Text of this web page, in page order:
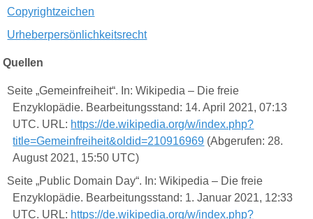
Copyrightzeichen
Urheberpersönlichkeitsrecht
Quellen
Seite „Gemeinfreiheit“. In: Wikipedia – Die freie
Enzyklopädie. Bearbeitungsstand: 14. April 2021, 07:13
UTC. URL: https://de.wikipedia.org/w/index.php?
title=Gemeinfreiheit&oldid=210916969 (Abgerufen: 28.
August 2021, 15:50 UTC)
Seite „Public Domain Day“. In: Wikipedia – Die freie
Enzyklopädie. Bearbeitungsstand: 1. Januar 2021, 12:33
UTC. URL: https://de.wikipedia.org/w/index.php?